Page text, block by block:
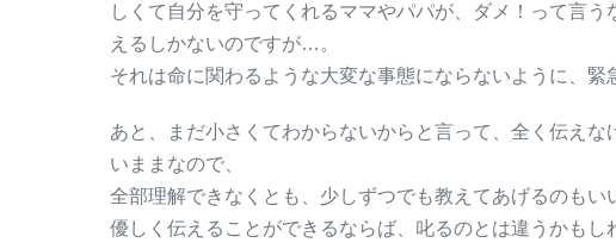
しくて自分を守ってくれるママやパパが、ダメ！って言
えるしかないのですが…。
それは命に関わるような大変な事態にならないように、緊
あと、まだ小さくてわからないからと言って、全く伝え
いままなので、
全部理解できなくとも、少しずつでも教えてあげるのもい
優しく伝えることができるならば、叱るのとは違うかもし